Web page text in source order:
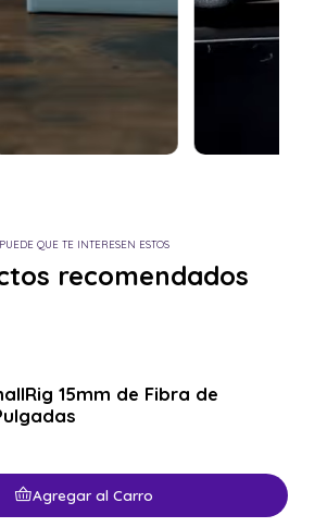
PUEDE QUE TE INTERESEN ESTOS
recomendados
15mm de Fibra de
Agregar al Carro